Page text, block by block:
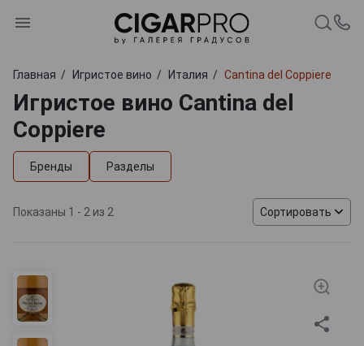
Главная Игристое вино Италия Cantina del Coppiere
Игристое вино Cantina del
Coppiere
Бренды Разделы
Показаны 1 - 2 из 2 Сортировать